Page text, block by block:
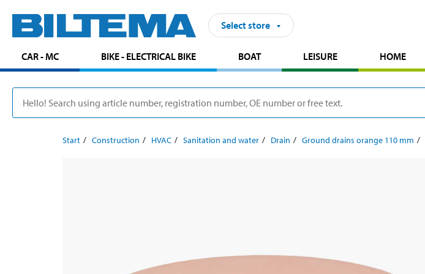
Select store
CAR - MC BIKE - ELECTRICAL BIKE BOAT LEISURE HOME
Start Construction HVAC Sanitation and water Drain Ground drains orange 110 mm